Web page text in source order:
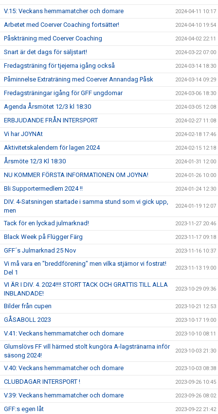
V.15: Veckans hemmamatcher och domare 2024-04-11 10:17
Arbetet med Coerver Coaching fortsätter! 2024-04-10 19:54
Påskträning med Coerver Coaching 2024-04-02 22:11
Snart är det dags för säljstart! 2024-03-22 07:00
Fredagsträning för tjejerna igång också 2024-03-14 18:30
Påminnelse Extraträning med Coerver Annandag Påsk 2024-03-14 09:29
Fredagsträningar igång för GFF ungdomar 2024-03-06 18:30
Agenda Årsmötet 12/3 kl 18:30 2024-03-05 12:08
ERBJUDANDE FRÅN INTERSPORT 2024-02-27 11:08
Vi har JOYNAt 2024-02-18 17:46
Aktivitetskalendern för lagen 2024 2024-02-15 12:18
Årsmöte 12/3 Kl 18:30 2024-01-31 12:00
NU KOMMER FÖRSTA INFORMATIONEN OM JOYNA! 2024-01-26 10:00
Bli Supportermedlem 2024 !! 2024-01-24 12:30
DIV. 4-Satsningen startade i samma stund som vi gick upp,
men
2024-01-19 12:07
Tack för en lyckad julmarknad! 2023-11-27 20:46
Black Week på Flügger Färg 2023-11-17 09:18
GFF´s Julmarknad 25 Nov 2023-11-16 10:37
Vi må vara en "breddförening" men vilka stjärnor vi fostrat!
Del 1
2023-11-13 19:00
VI ÄR I DIV. 4. 2024!!!! STORT TACK OCH GRATTIS TILL ALLA
INBLANDADE!
2023-10-29 09:36
Bilder från cupen 2023-10-21 12:53
GÅSABOLL 2023 2023-10-17 19:00
V.41: Veckans hemmamatcher och domare 2023-10-10 08:11
Glumslövs FF vill härmed stolt kungöra A-lagstränarna inför
säsong 2024!
2023-10-03 21:30
V.40: Veckans hemmamatcher och domare 2023-10-03 08:38
CLUBDAGAR INTERSPORT ! 2023-09-26 10:45
V.39: Veckans hemmamatcher och domare 2023-09-26 08:02
GFF:s egen låt 2023-09-22 21:42